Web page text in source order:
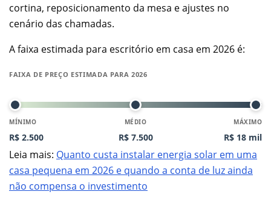
cortina, reposicionamento da mesa e ajustes no
cenário das chamadas.
A faixa estimada para escritório em casa em 2026 é:
FAIXA DE PREÇO ESTIMADA PARA 2026
MÍNIMO
R$ 2.500
MÉDIO
R$ 7.500
MÁXIMO
R$ 18 mil
Leia mais: Quanto custa instalar energia solar em uma
casa pequena em 2026 e quando a conta de luz ainda
não compensa o investimento